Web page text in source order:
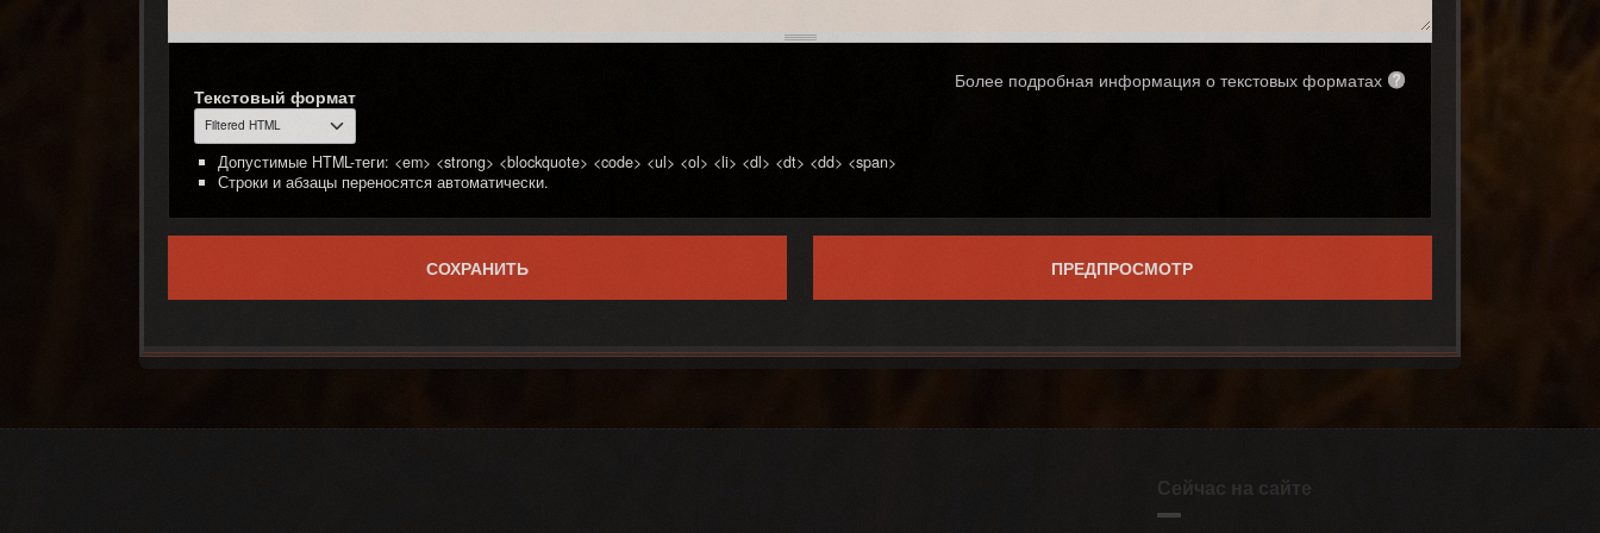
Более подробная информация о текстовых форматах
Текстовый формат
Допустимые HTML-теги: <em> <strong> <blockquote> <code> <ul> <ol> <li> <dl> <dt> <dd> <span>
Строки и абзацы переносятся автоматически.
Сейчас на сайте